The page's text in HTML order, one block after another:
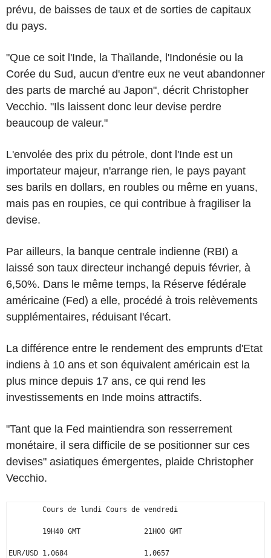
prévu, de baisses de taux et de sorties de capitaux
du pays.
"Que ce soit l'Inde, la Thaïlande, l'Indonésie ou la
Corée du Sud, aucun d'entre eux ne veut abandonner
des parts de marché au Japon", décrit Christopher
Vecchio. "Ils laissent donc leur devise perdre
beaucoup de valeur."
L'envolée des prix du pétrole, dont l'Inde est un
importateur majeur, n'arrange rien, le pays payant
ses barils en dollars, en roubles ou même en yuans,
mais pas en roupies, ce qui contribue à fragiliser la
devise.
Par ailleurs, la banque centrale indienne (RBI) a
laissé son taux directeur inchangé depuis février, à
6,50%. Dans le même temps, la Réserve fédérale
américaine (Fed) a elle, procédé à trois relèvements
supplémentaires, réduisant l'écart.
La différence entre le rendement des emprunts d'Etat
indiens à 10 ans et son équivalent américain est la
plus mince depuis 17 ans, ce qui rend les
investissements en Inde moins attractifs.
"Tant que la Fed maintiendra son resserrement
monétaire, il sera difficile de se positionner sur ces
devises" asiatiques émergentes, plaide Christopher
Vecchio.
        Cours de lundi Cours de vendredi
        19H40 GMT               21H00 GMT
EUR/USD 1,0684                  1,0657